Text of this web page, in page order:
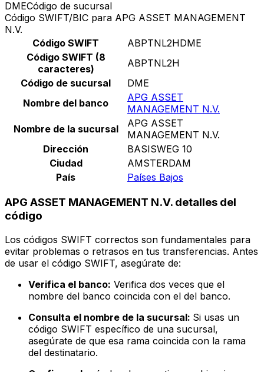
DMECódigo de sucursal
Código SWIFT/BIC para APG ASSET MANAGEMENT
N.V.
Código SWIFT
ABPTNL2HDME
Código SWIFT (8
caracteres)
ABPTNL2H
Código de sucursal
DME
Nombre del banco
APG ASSET
MANAGEMENT N.V.
Nombre de la sucursal
APG ASSET
MANAGEMENT N.V.
Dirección
BASISWEG 10
Ciudad
AMSTERDAM
País
Países Bajos
APG ASSET MANAGEMENT N.V. detalles del
código
Los códigos SWIFT correctos son fundamentales para
evitar problemas o retrasos en tus transferencias. Antes
de usar el código SWIFT, asegúrate de:
Verifica el banco: Verifica dos veces que el
nombre del banco coincida con el del banco.
Consulta el nombre de la sucursal: Si usas un
código SWIFT específico de una sucursal,
asegúrate de que esa rama coincida con la rama
del destinatario.